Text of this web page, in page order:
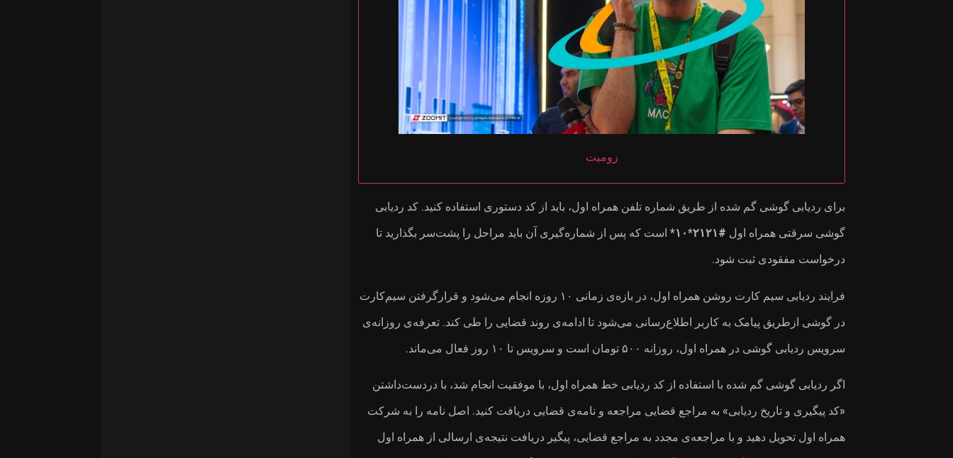
زومیت
برای ردیابی گوشی گم شده از طریق شماره تلفن همراه اول، باید از کد دستوری استفاده کنید. کد ردیابی
گوشی سرقتی همراه اول #۲۱۲۱*۱۰*
است که پس از شماره‌گیری آن باید مراحل را پشت‌سر بگذارید تا
درخواست مفقودی ثبت شود.
فرایند ردیابی سیم کارت روشن همراه اول، در بازه‌ی زمانی ۱۰ روزه انجام می‌شود و قرارگرفتن سیم‌کارت
در گوشی ازطریق پیامک به کاربر اطلاع‌رسانی می‌شود تا ادامه‌ی روند قضایی را طی کند. تعرفه‌ی روزانه‌ی
سرویس ردیابی گوشی در همراه اول، روزانه ۵۰۰ تومان است و سرویس تا ۱۰ روز فعال می‌ماند.
اگر ردیابی گوشی گم‌ شده با استفاده از کد ردیابی خط همراه اول، با موفقیت انجام شد، با دردست‌داشتن
«کد پیگیری و تاریخ ردیابی» به مراجع قضایی مراجعه و نامه‌ی قضایی دریافت کنید. اصل نامه را به شرکت
همراه اول تحویل دهید و با مراجعه‌ی مجدد به مراجع قضایی، پیگیر دریافت نتیجه‌ی ارسالی از همراه‌ اول